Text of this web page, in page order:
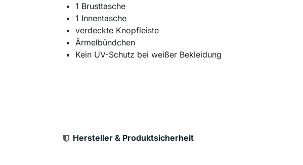
1 Brusttasche
1 Innentasche
verdeckte Knopfleiste
Ärmelbündchen
Kein UV-Schutz bei weißer Bekleidung
Hersteller & Produktsicherheit